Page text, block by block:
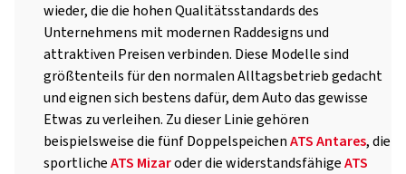
wieder, die die hohen Qualitätsstandards des
Unternehmens mit modernen Raddesigns und
attraktiven Preisen verbinden. Diese Modelle sind
größtenteils für den normalen Alltagsbetrieb gedacht
und eignen sich bestens dafür, dem Auto das gewisse
Etwas zu verleihen. Zu dieser Linie gehören
beispielsweise die fünf DoppelspeichenATS Antares, die
sportlicheATS Mizaroder die widerstandsfähigeATS